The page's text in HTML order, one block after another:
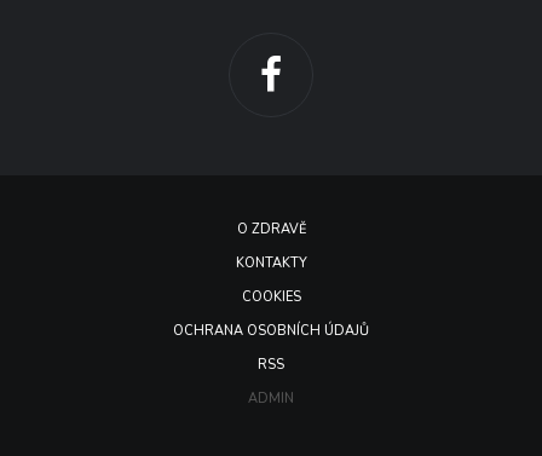
O ZDRAVĚ
KONTAKTY
COOKIES
OCHRANA OSOBNÍCH ÚDAJŮ
RSS
ADMIN